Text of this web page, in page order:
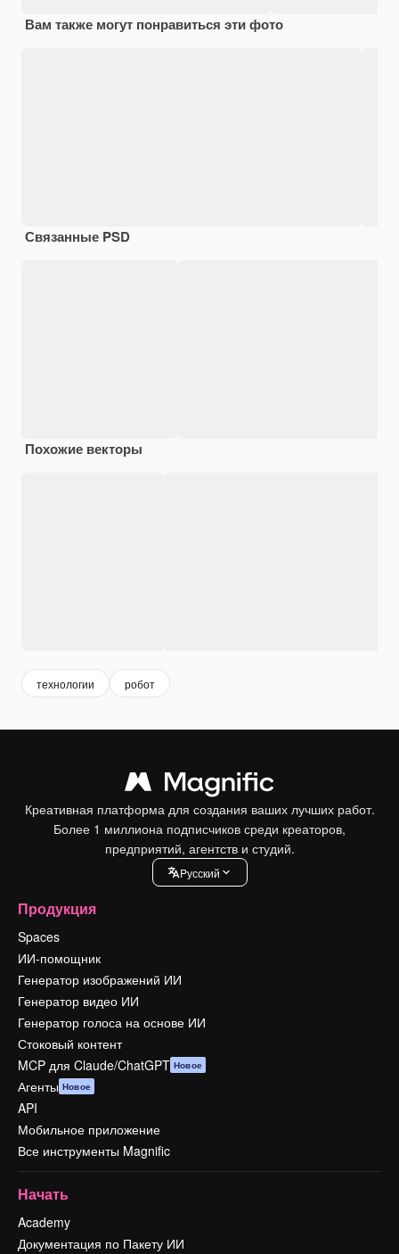
Вам также могут понравиться эти фото
Связанные PSD
Похожие векторы
технологии робот
Креативная платформа для создания ваших лучших работ.
Более 1 миллиона подписчиков среди креаторов,
предприятий, агентств и студий.
Pусский
Продукция
Spaces
ИИ-помощник
Генератор изображений ИИ
Генератор видео ИИ
Генератор голоса на основе ИИ
Стоковый контент
MCP для Claude/ChatGPT Новое
Агенты Новое
API
Мобильное приложение
Все инструменты Magnific
Начать
Academy
Документация по Пакету ИИ